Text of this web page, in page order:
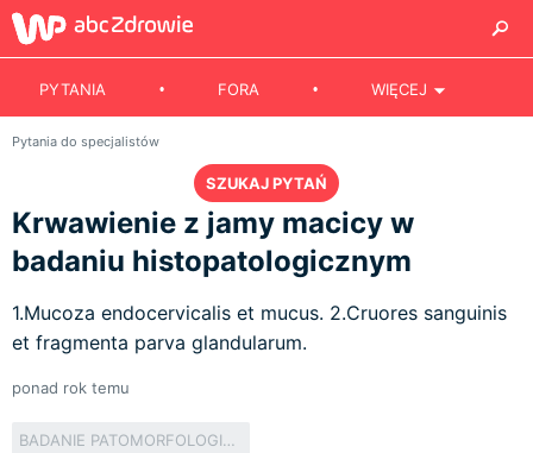
PYTANIA FORA WIĘCEJ
Pytania do specjalistów
SZUKAJ PYTAŃ
Krwawienie z jamy macicy w
badaniu histopatologicznym
1.Mucoza endocervicalis et mucus. 2.Cruores sanguinis
et fragmenta parva glandularum.
ponad rok temu
BADANIE PATOMORFOLOGICZNE